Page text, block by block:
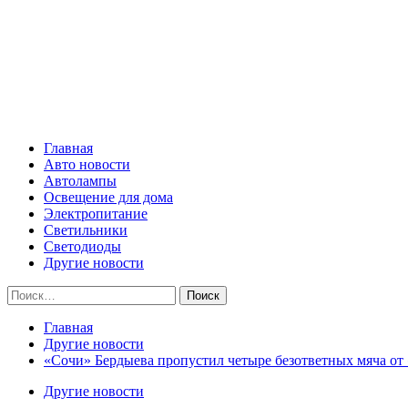
Главная
Авто новости
Автолампы
Освещение для дома
Электропитание
Светильники
Светодиоды
Другие новости
Найти:
Главная
Другие новости
«Сочи» Бердыева пропустил четыре безответных мяча
Другие новости